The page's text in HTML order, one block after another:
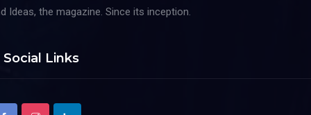
Ideas, the magazine. Since its inception.
Social Links